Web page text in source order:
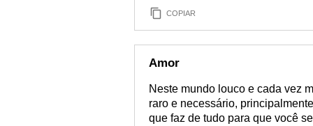
COPIAR
Amor
Neste mundo louco e cada vez
raro e necessário,
que faz de tudo para que você